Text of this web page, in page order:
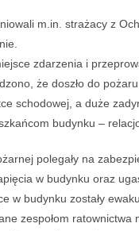
m.in. strażacy z
zdarzenia i
że doszło do
schodowej, a duże
budynku –
polegały na
w budynku oraz
w budynku zostały
zespołom ratownictwa